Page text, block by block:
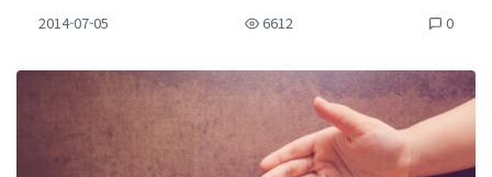
2014-07-05 6612 0